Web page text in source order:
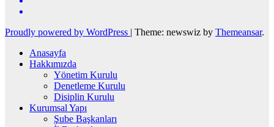
Proudly powered by WordPress | Theme: newswiz by Themeansar.
Anasayfa
Hakkımızda
Yönetim Kurulu
Denetleme Kurulu
Disiplin Kurulu
Kurumsal Yapı
Şube Başkanları